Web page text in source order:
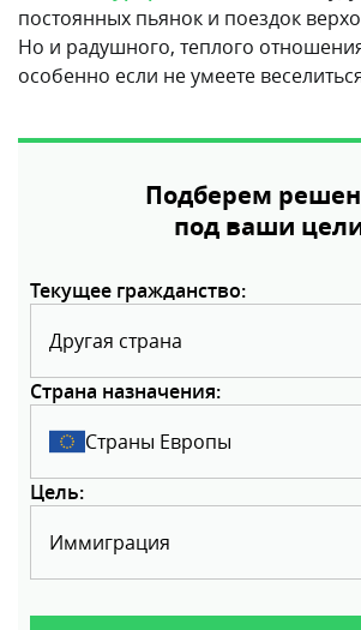
постоянных пьянок и поездок
Но и радушного, теплого
особенно если не умеете
Подберем
под ваши
Текущее гражданство:
Другая страна
Страна назначения:
Страны Европы
Цель:
Иммиграция